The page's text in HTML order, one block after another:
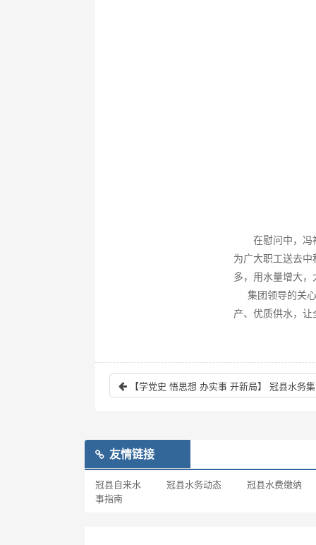
在慰问中，冯福
为广大职工送去
多，用水量增大
集团领导的关心
产、优质供水，
【学党史 悟思想 办实事 开新局】 冠县水务
友情链接
冠县自来水 冠县水务动态
冠县水费缴纳
事指南